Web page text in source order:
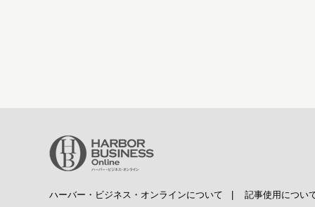
ハーバー・ビジネス・オンラインについて 記事使用につい